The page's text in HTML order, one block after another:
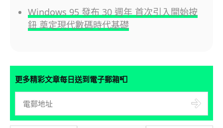
Windows 95 發布 30 週年 首次引入開始按
鈕 奠定現代數碼時代基礎
更多精彩文章每日送到電子郵箱📮